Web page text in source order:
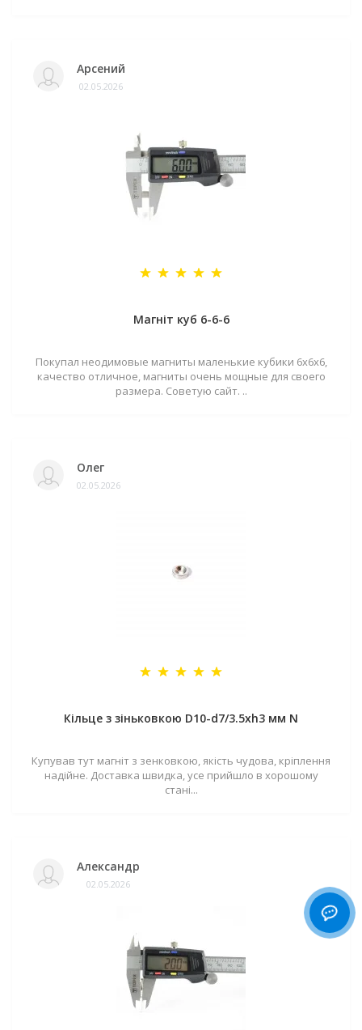
Арсений
02.05.2026
Магніт куб 6-6-6
Покупал неодимовые магниты маленькие кубики 6х6х6,
качество отличное, магниты очень мощные для своего
размера. Советую сайт. ..
Олег
02.05.2026
Кільце з зіньковкою D10-d7/3.5хh3 мм N
Купував тут магніт з зенковкою, якість чудова, кріплення
надійне. Доставка швидка, усе прийшло в хорошому
стані...
Александр
02.05.2026